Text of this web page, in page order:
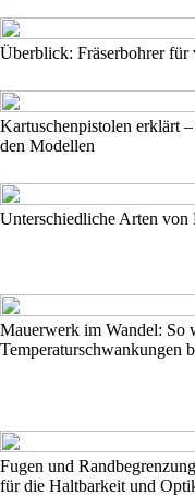
Überblick: Fräserbohrer für
Kartuschenpistolen erklärt
den Modellen
Unterschiedliche Arten von
Mauerwerk im Wandel: So
Temperaturschwankungen
Fugen und
für die Haltbarkeit und